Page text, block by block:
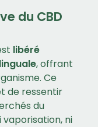
du CBD
libéré
, offrant
Ce
de ressentir
du
vaporisation, ni